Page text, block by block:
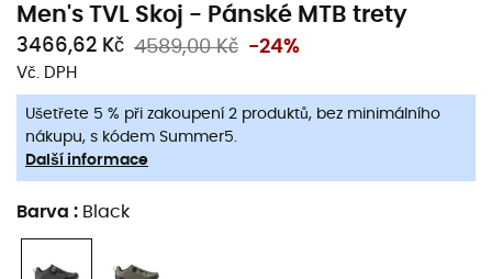
Men's TVL Skoj - Pánské MTB trety
3466,62 Kč 4589,00 Kč -24%
Vč. DPH
Ušetřete 5 % při zakoupení 2 produktů, bez minimálního
nákupu, s kódem Summer5.
Další informace
Barva : Black
Skvělé pro dobrodružství i pro planetu…